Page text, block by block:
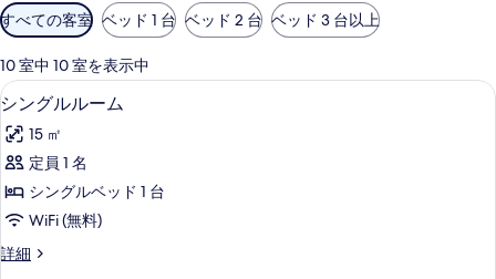
利
用
可
能
な
客
室
の
り
込
すべての客室 ベッド 1 台 ベッド 2 台 ベッド 3 台以上
10 室中 10 室を表示中
シ
ン
グ
ル
ル
ム
6
シングルルーム
15 ㎡
定員 1 名
シングルベッド 1 台
WiFi (無料)
詳細
シ